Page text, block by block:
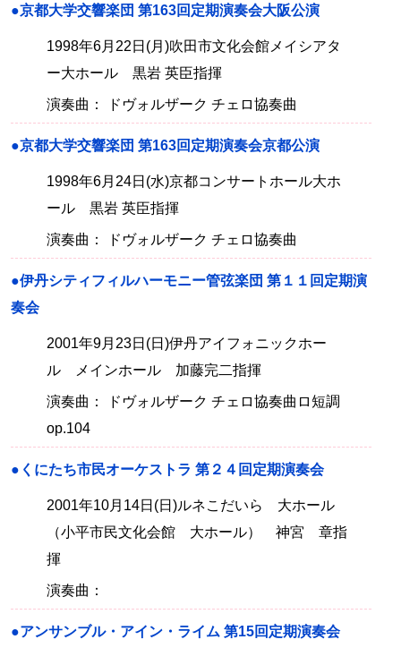
●京都大学交響楽団 第163回定期演奏会大阪公演
1998年6月22日(月)吹田市文化会館メイシアタ
ー大ホール 黒岩 英臣指揮
演奏曲： ドヴォルザーク チェロ協奏曲
●京都大学交響楽団 第163回定期演奏会京都公演
1998年6月24日(水)京都コンサートホール大ホ
ール 黒岩 英臣指揮
演奏曲： ドヴォルザーク チェロ協奏曲
●伊丹シティフィルハーモニー管弦楽団 第１１回定期演
奏会
2001年9月23日(日)伊丹アイフォニックホー
ル メインホール 加藤完二指揮
演奏曲： ドヴォルザーク チェロ協奏曲ロ短調
op.104
●くにたち市民オーケストラ 第２４回定期演奏会
2001年10月14日(日)ルネこだいら 大ホール
（小平市民文化会館 大ホール） 神宮 章指
揮
演奏曲：
●アンサンブル・アイン・ライム 第15回定期演奏会